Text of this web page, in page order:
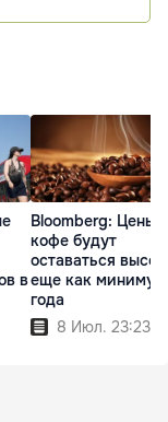
в
Bloomberg: Цены
кофе будут
оставаться
еще как минимум
года
8 Июл. 23:23